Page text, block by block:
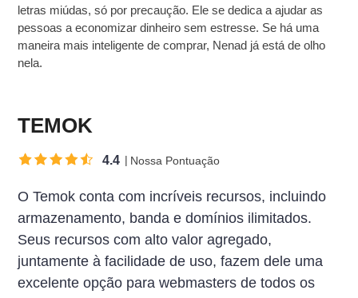
letras miúdas, só por precaução. Ele se dedica a ajudar as
pessoas a economizar dinheiro sem estresse. Se há uma
maneira mais inteligente de comprar, Nenad já está de olho
nela.
TEMOK
4.4 Nossa Pontuação
O Temok conta com incríveis recursos, incluindo
armazenamento, banda e domínios ilimitados.
Seus recursos com alto valor agregado,
juntamente à facilidade de uso, fazem dele uma
excelente opção para webmasters de todos os